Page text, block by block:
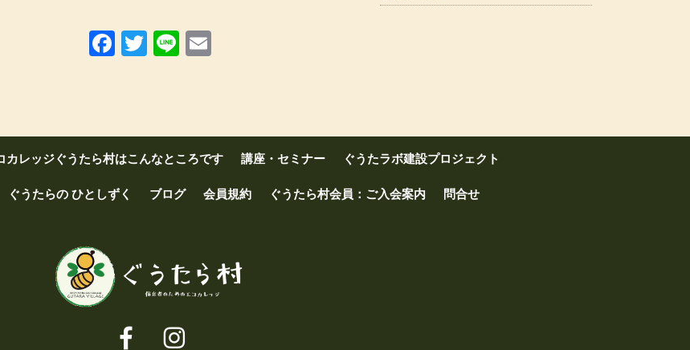
Facebook
Twitter
Line
カレッジぐうたら村はこんなところです 講座・セミナー ぐうたラボ建設プロジェクト
ぐうたらの ひとしずく ブログ 会員規約 ぐうたら村会員：ご入会案内 問合せ